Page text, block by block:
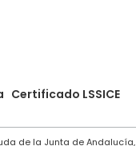
Certificado LSSICE
de la Junta de